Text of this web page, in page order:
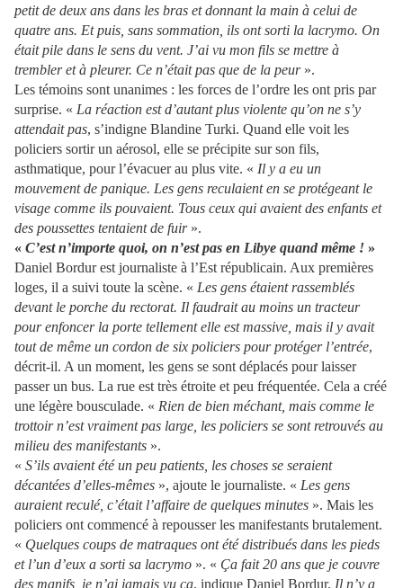
petit de deux ans dans les bras et donnant la main à celui de
quatre ans. Et puis, sans sommation, ils ont sorti la lacrymo. On
était pile dans le sens du vent. J’ai vu mon fils se mettre à
trembler et à pleurer. Ce n’était pas que de la peur».
Les témoins sont unanimes : les forces de l’ordre les ont pris par
surprise. « La réaction est d’autant plus violente qu’on ne s’y
attendait pas, s’indigne Blandine Turki. Quand elle voit les
policiers sortir un aérosol, elle se précipite sur son fils,
asthmatique, pour l’évacuer au plus vite. « Il y a eu un
mouvement de panique. Les gens reculaient en se protégeant le
visage comme ils pouvaient. Tous ceux qui avaient des enfants et
des poussettes tentaient de fuir».
« C’est n’importe quoi, on n’est pas en Libye quand même ! »
Daniel Bordur est journaliste à l’Est républicain. Aux premières
loges, il a suivi toute la scène. « Les gens étaient rassemblés
devant le porche du rectorat. Il faudrait au moins un tracteur
pour enfoncer la porte tellement elle est massive, mais il y avait
tout de même un cordon de six policiers pour protéger l’entrée,
décrit-il. A un moment, les gens se sont déplacés pour laisser
passer un bus. La rue est très étroite et peu fréquentée. Cela a créé
une légère bousculade. « Rien de bien méchant, mais comme le
trottoir n’est vraiment pas large, les policiers se sont retrouvés au
milieu des manifestants ».
« S’ils avaient été un peu patients, les choses se seraient
décantées d’elles-mêmes », ajoute le journaliste. « Les gens
auraient reculé, c’était l’affaire de quelques minutes ». Mais les
policiers ont commencé à repousser les manifestants brutalement.
« Quelques coups de matraques ont été distribués dans les pieds
et l’un d’eux a sorti sa lacrymo ». « Ça fait 20 ans que je couvre
des manifs, je n’ai jamais vu ça, indique Daniel Bordur. Il n’y a